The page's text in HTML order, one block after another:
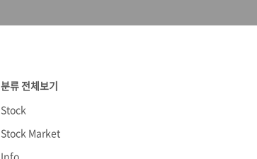
분류 전체보기
Stock
Stock Market
Info